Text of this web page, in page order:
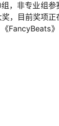
，非专业组参
，目前奖项正
FancyBeats